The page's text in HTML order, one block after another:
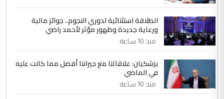
5 سردار
التعليق : واحد من عصابة علي ماما يسقط
جنسية الرافد الثالث للعراق ومن اصول عريقة
الموضوع :
الجواهري يرد على صدام حسين سل
مضجعيك يابن الزنا (نص كامل)
انطلاقة استثنائية لدوري النجوم.. جوائز مالية
ورعاية جديدة وظهور مؤثر لأحمد راضي
منذ 10 ساعة
بزشكيان: علاقاتنا مع جيراننا أفضل مما كانت عليه
في الماضي
منذ 10 ساعة